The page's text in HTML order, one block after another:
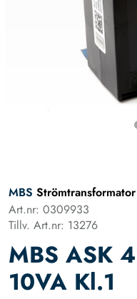
MBS Strömtransformator
Art.nr: 0309933
Tillv. Art.nr: 13276
MBS ASK
10VA Kl.1